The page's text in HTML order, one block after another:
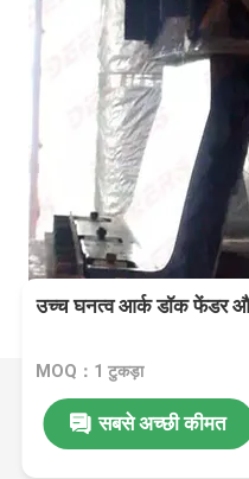
उच्च घनत्व आर्क डॉक फेंडर
MOQ：1 टुकड़ा
सबसे अच्छी कीमत